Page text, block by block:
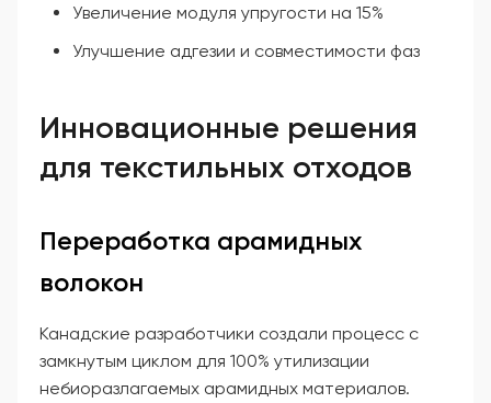
Увеличение модуля упругости на 15%
Улучшение адгезии и совместимости фаз
Инновационные решения
для текстильных отходов
Переработка арамидных
волокон
Канадские разработчики создали процесс с
замкнутым циклом для 100% утилизации
небиоразлагаемых арамидных материалов.